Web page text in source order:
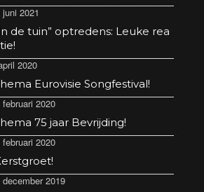
juni 2021
de tuin” optredens: Leuke rea
2020
Eurovisie Songfestival!
februari 2020
75 jaar Bevrijding!
februari 2020
december 2019